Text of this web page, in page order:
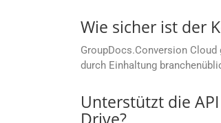
Wie sicher ist der
GroupDocs.Conversion
durch Einhaltung
Unterstützt die